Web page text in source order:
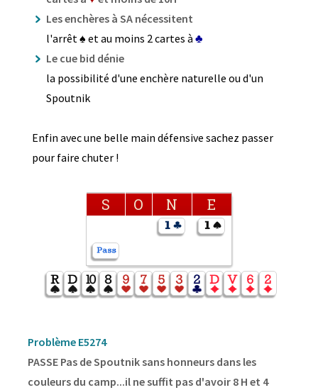
Les enchères à SA nécessitent
l'arrêt ♠ et au moins 2 cartes à ♣
Le cue bid dénie
la possibilité d'une enchère naturelle ou d'un
Spoutnik
Enfin avec une belle main défensive sachez passer
pour faire chuter !
S O N E
Problème E5274
PASSE Pas de Spoutnik sans honneurs dans les
couleurs du camp...il ne suffit pas d'avoir 8 H et 4